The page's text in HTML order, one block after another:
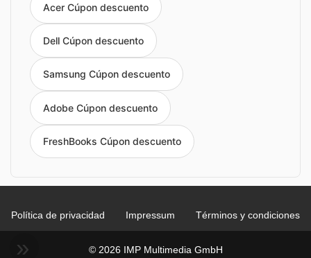
Acer Cúpon descuento
Dell Cúpon descuento
Samsung Cúpon descuento
Adobe Cúpon descuento
FreshBooks Cúpon descuento
Política de privacidad Impressum Términos y condiciones
© 2026 IMP Multimedia GmbH